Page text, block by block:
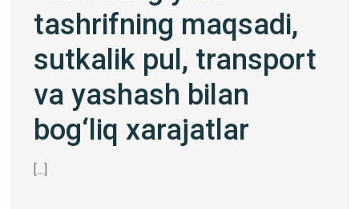
tashrifning maqsadi,
sutkalik pul, transport
va yashash bilan
bog‘liq xarajatlar
[...]